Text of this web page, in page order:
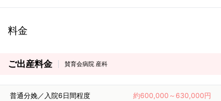
料金
ご出産料金 賛育会病院 産科
普通分娩／入院6日間程度 約600,000～630,000円